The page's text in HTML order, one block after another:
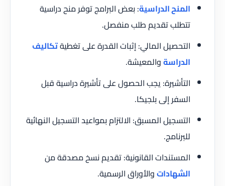
المنح الدراسية: بعض البرامج توفر منح دراسية
تتطلب تقديم طلب منفصل.
التحصيل المالي: إثبات القدرة على تغطيةتكاليف
الدراسةوالمعيشة.
التأشيرة: يجب الحصول على تأشيرة دراسية قبل
السفر إلى بلجيكا.
التسجيل المسبق: الالتزام بمواعيد التسجيل النهائية
للبرنامج.
المستندات القانونية: تقديم نسخ مصدقة من
الشهاداتوالأوراق الرسمية.